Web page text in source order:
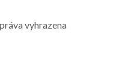
vyhrazena